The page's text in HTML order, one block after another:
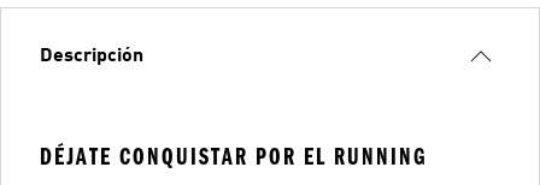
Descripción
DÉJATE CONQUISTAR POR EL RUNNING